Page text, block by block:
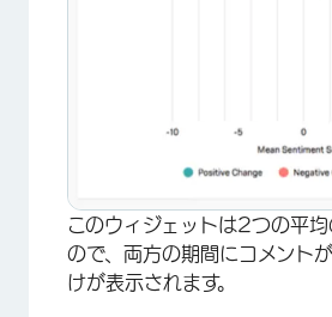
このウィジェットは2つの平
ので、両方の期間にコメント
けが表示されます。